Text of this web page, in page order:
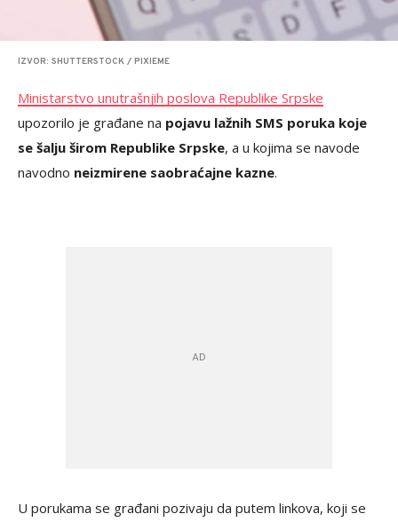
IZVOR: SHUTTERSTOCK / PIXIEME
Ministarstvo unutrašnjih poslova Republike Srpske
upozorilo je građane na pojavu lažnih SMS poruka koje
se šalju širom Republike Srpske, a u kojima se navode
navodno neizmirene saobraćajne kazne.
U porukama se građani pozivaju da putem linkova, koji se